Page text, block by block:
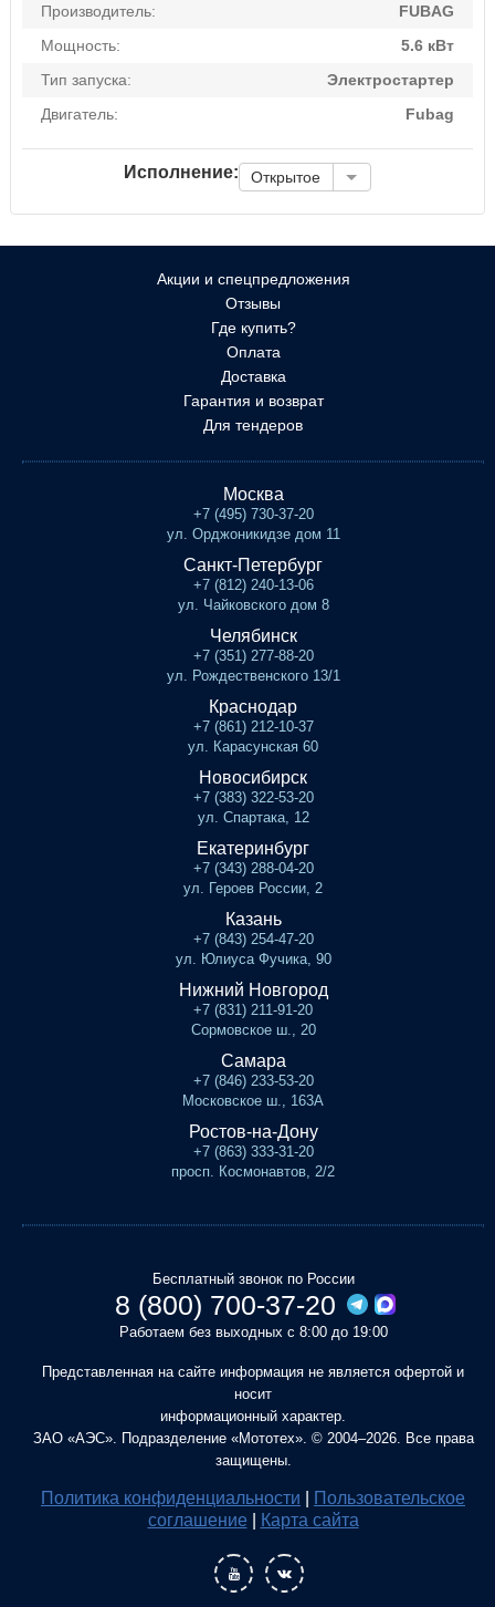
Производитель:
FUBAG
Мощность:
5.6 кВт
Тип запуска:
Электростартер
Двигатель:
Fubag
Исполнение: Открытое
Акции и спецпредложения
Отзывы
Где купить?
Оплата
Доставка
Гарантия и возврат
Для тендеров
Москва
+7 (495) 730-37-20
ул. Орджоникидзе дом 11
Санкт-Петербург
+7 (812) 240-13-06
ул. Чайковского дом 8
Челябинск
+7 (351) 277-88-20
ул. Рождественского 13/1
Краснодар
+7 (861) 212-10-37
ул. Карасунская 60
Новосибирск
+7 (383) 322-53-20
ул. Спартака, 12
Екатеринбург
+7 (343) 288-04-20
ул. Героев России, 2
Казань
+7 (843) 254-47-20
ул. Юлиуса Фучика, 90
Нижний Новгород
+7 (831) 211-91-20
Сормовское ш., 20
Самара
+7 (846) 233-53-20
Московское ш., 163А
Ростов-на-Дону
+7 (863) 333-31-20
просп. Космонавтов, 2/2
Бесплатный звонок по России
8 (800) 700-37-20
Работаем без выходных с 8:00 до 19:00
Представленная на сайте информация не является офертой и
носит
информационный характер.
ЗАО «АЭС». Подразделение «Мототех». © 2004–2026. Все права
защищены.
Политика конфиденциальности
Пользовательское
соглашение
Карта сайта